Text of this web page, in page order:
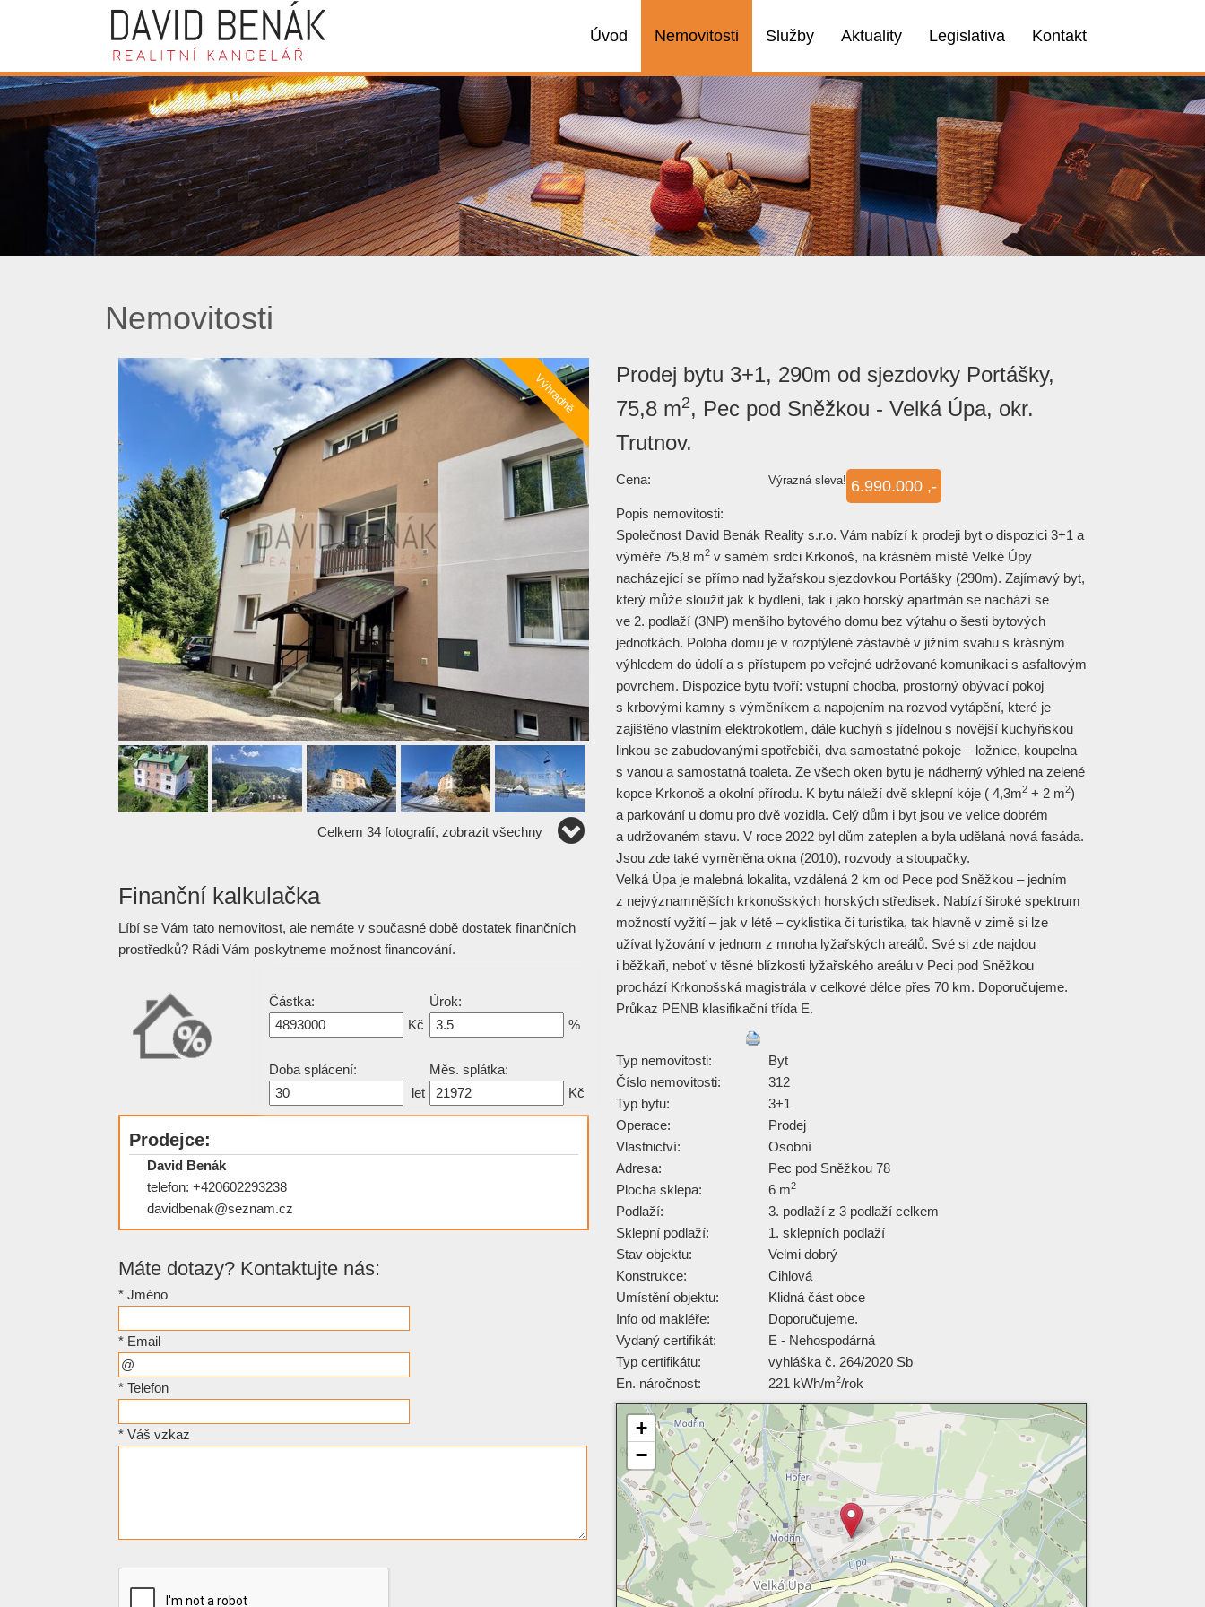
Úvod Nemovitosti Služby Aktuality Legislativa Kontakt
Nemovitosti
Celkem 34 fotografií, zobrazit všechny
Finanční kalkulačka
Líbí se Vám tato nemovitost, ale nemáte v současné době dostatek finančních
prostředků? Rádi Vám poskytneme možnost financování.
Částka:
Kč
Úrok:
%
Doba splácení:
let
Měs. splátka:
Kč
Prodejce:
David Benák
telefon: +420602293238
davidbenak@seznam.cz
Máte dotazy? Kontaktujte nás:
* Jméno
* Email
* Telefon
* Váš vzkaz
Prodej bytu 3+1, 290m od sjezdovky Portášky,
75,8 m2, Pec pod Sněžkou - Velká Úpa, okr.
Trutnov.
Cena: 6.990.000 ,-
Výrazná sleva!
Popis nemovitosti:
Společnost David Benák Reality s.r.o. Vám nabízí k prodeji byt o dispozici 3+1 a
výměře 75,8 m2 v samém srdci Krkonoš, na krásném místě Velké Úpy
nacházející se přímo nad lyžařskou sjezdovkou Portášky (290m). Zajímavý byt,
který může sloužit jak k bydlení, tak i jako horský apartmán se nachází se
ve 2. podlaží (3NP) menšího bytového domu bez výtahu o šesti bytových
jednotkách. Poloha domu je v rozptýlené zástavbě v jižním svahu s krásným
výhledem do údolí a s přístupem po veřejné udržované komunikaci s asfaltovým
povrchem. Dispozice bytu tvoří: vstupní chodba, prostorný obývací pokoj
s krbovými kamny s výměníkem a napojením na rozvod vytápění, které je
zajištěno vlastním elektrokotlem, dále kuchyň s jídelnou s novější kuchyňskou
linkou se zabudovanými spotřebiči, dva samostatné pokoje – ložnice, koupelna
s vanou a samostatná toaleta. Ze všech oken bytu je nádherný výhled na zelené
kopce Krkonoš a okolní přírodu. K bytu náleží dvě sklepní kóje ( 4,3m2 + 2 m2)
a parkování u domu pro dvě vozidla. Celý dům i byt jsou ve velice dobrém
a udržovaném stavu. V roce 2022 byl dům zateplen a byla udělaná nová fasáda.
Jsou zde také vyměněna okna (2010), rozvody a stoupačky.
Velká Úpa je malebná lokalita, vzdálená 2 km od Pece pod Sněžkou – jedním
z nejvýznamnějších krkonošských horských středisek. Nabízí široké spektrum
možností vyžití – jak v létě – cyklistika či turistika, tak hlavně v zimě si lze
užívat lyžování v jednom z mnoha lyžařských areálů. Své si zde najdou
i běžkaři, neboť v těsné blízkosti lyžařského areálu v Peci pod Sněžkou
prochází Krkonošská magistrála v celkové délce přes 70 km. Doporučujeme.
Průkaz PENB klasifikační třída E.
Typ nemovitosti:
Byt
Číslo nemovitosti:
312
Typ bytu:
3+1
Operace:
Prodej
Vlastnictví:
Osobní
Adresa:
Pec pod Sněžkou 78
Plocha sklepa:
6 m2
Podlaží:
3. podlaží z 3 podlaží celkem
Sklepní podlaží:
1. sklepních podlaží
Stav objektu:
Velmi dobrý
Konstrukce:
Cihlová
Umístění objektu:
Klidná část obce
Info od makléře:
Doporučujeme.
Vydaný certifikát:
E - Nehospodárná
Typ certifikátu:
vyhláška č. 264/2020 Sb
En. náročnost:
221 kWh/m2/rok
+
−